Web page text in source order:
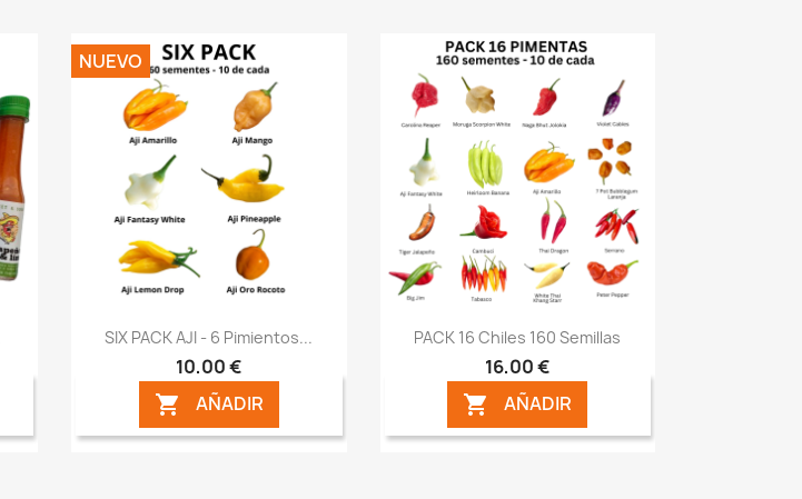
Vista rápida
SIX PACK AJI - 6 Pimientos...
10,00 €
 AÑADIR
NUEVO
Vista rápida
PACK 16 Chiles 160 Semillas
16,00 €
 AÑADIR